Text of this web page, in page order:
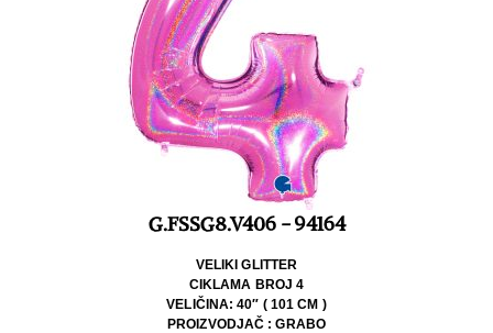
G.FSSG8.V406 - 94164
VELIKI GLITTER
CIKLAMA BROJ 4
VELIČINA: 40″ ( 101 CM )
PROIZVODJAČ : GRABO